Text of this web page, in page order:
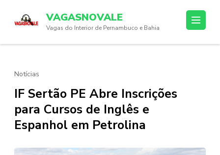
(Press
VAGASNOVALE
Vagas do Interior de Pernambuco e Bahia
Notícias
IF Sertão PE Abre Inscrições
para Cursos de Inglês e
Espanhol em Petrolina